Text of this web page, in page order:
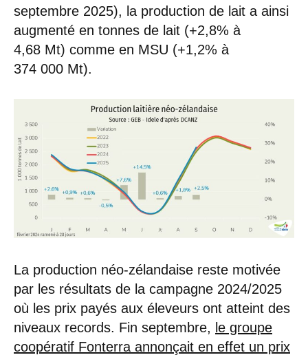
septembre 2025), la production de lait a ainsi
augmenté en tonnes de lait (+2,8% à
4,68 Mt) comme en MSU (+1,2% à
374 000 Mt).
La production néo-zélandaise reste motivée
par les résultats de la campagne 2024/2025
où les prix payés aux éleveurs ont atteint des
niveaux records. Fin septembre, le groupe
coopératif Fonterra annonçait en effet un prix